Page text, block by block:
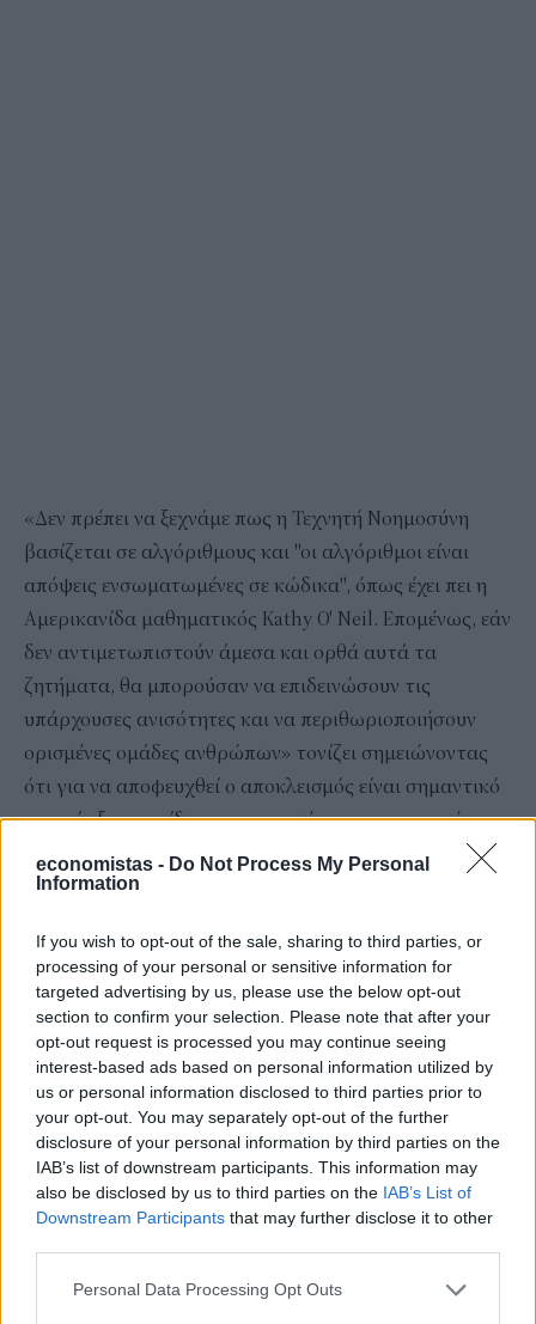
economistas - Do Not Process My Personal
Information
If you wish to opt-out of the sale, sharing to third parties, or
processing of your personal or sensitive information for
targeted advertising by us, please use the below opt-out
section to confirm your selection. Please note that after your
opt-out request is processed you may continue seeing
interest-based ads based on personal information utilized by
us or personal information disclosed to third parties prior to
your opt-out. You may separately opt-out of the further
disclosure of your personal information by third parties on the
IAB’s list of downstream participants. This information may
also be disclosed by us to third parties on the IAB’s List of
Downstream Participants that may further disclose it to other
Personal Data Processing Opt Outs
«Δεν πρέπει να ξεχνάμε πως η Τεχνητή Νοημοσύνη
βασίζεται σε αλγόριθμους και "οι αλγόριθμοι είναι
απόψεις ενσωματωμένες σε κώδικα", όπως έχει πει η
Αμερικανίδα μαθηματικός Kathy O' Neil. Επομένως, εάν
δεν αντιμετωπιστούν άμεσα και ορθά αυτά τα
ζητήματα, θα μπορούσαν να επιδεινώσουν τις
υπάρχουσες ανισότητες και να περιθωριοποιήσουν
ορισμένες ομάδες ανθρώπων» τονίζει σημειώνοντας
ότι για να αποφευχθεί ο αποκλεισμός είναι σημαντικό
να υπάρξει εκπαίδευση και ενημέρωση για τη χρήση
αυτών των τεχνολογιών» παρατηρεί.
Ενθουσιασμός, αλλά και έντονος
κοινότητα
Περιγράφοντας τις θέσεις των εκπαιδευτικών στην
υιοθέτηση προγραμμάτων με Τεχνητή Νοημοσύνη, η
Ιφιγένεια Παγωμένου αναφέρει ότι ποικίλλουν
ανάλογα με διάφορους παράγοντες, όπως η
εξοικείωσή τους με τις τεχνολογίες ΤΝ, η στάση τους
απέναντι στην καινοτομία και το επίπεδο υποστήριξης
που παρέχεται από τους φορείς που εκπροσωπούν.
στις διδακτικές τους πρακτικές, οι οποίοι/ες